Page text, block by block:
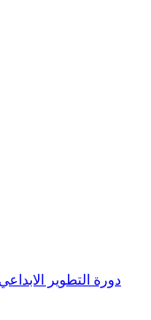
دورة التطوير